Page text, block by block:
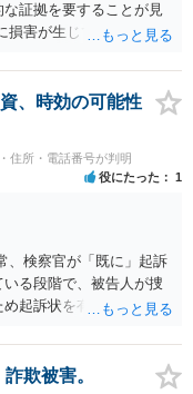
証拠を要することが見
損害が生じていない以
ださい。 上記、ご参考
、時効の可能性
住所・電話番号が判明
役にたった 1
、検察官が「既に」起訴
る段階で、被告人が捜
起訴状を有効に送達で
ません。 その意味で
ドルが高いように見受け
欺被害。